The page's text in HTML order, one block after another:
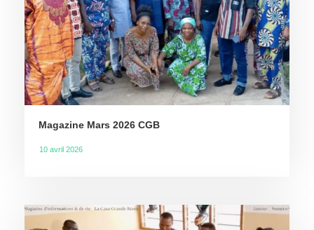
Magazine Mars 2026 CGB
10 avril 2026